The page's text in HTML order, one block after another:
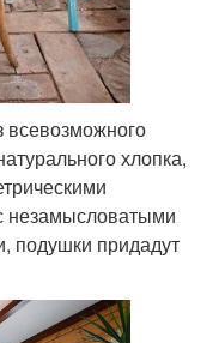
всевозможного
хлопка,
незамысловатыми
подушки придадут